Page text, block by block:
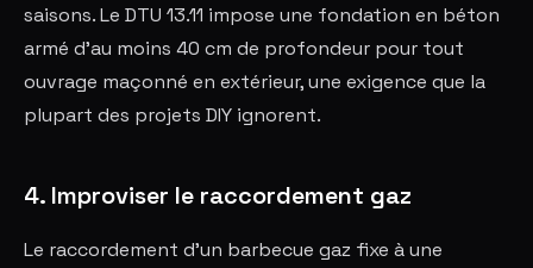
saisons. Le DTU 13.11 impose une fondation en béton
armé d'au moins 40 cm de profondeur pour tout
ouvrage maçonné en extérieur, une exigence que la
plupart des projets DIY ignorent.
4. Improviser le raccordement gaz
Le raccordement d'un barbecue gaz fixe à une